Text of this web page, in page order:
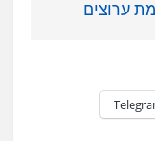
ערוצים